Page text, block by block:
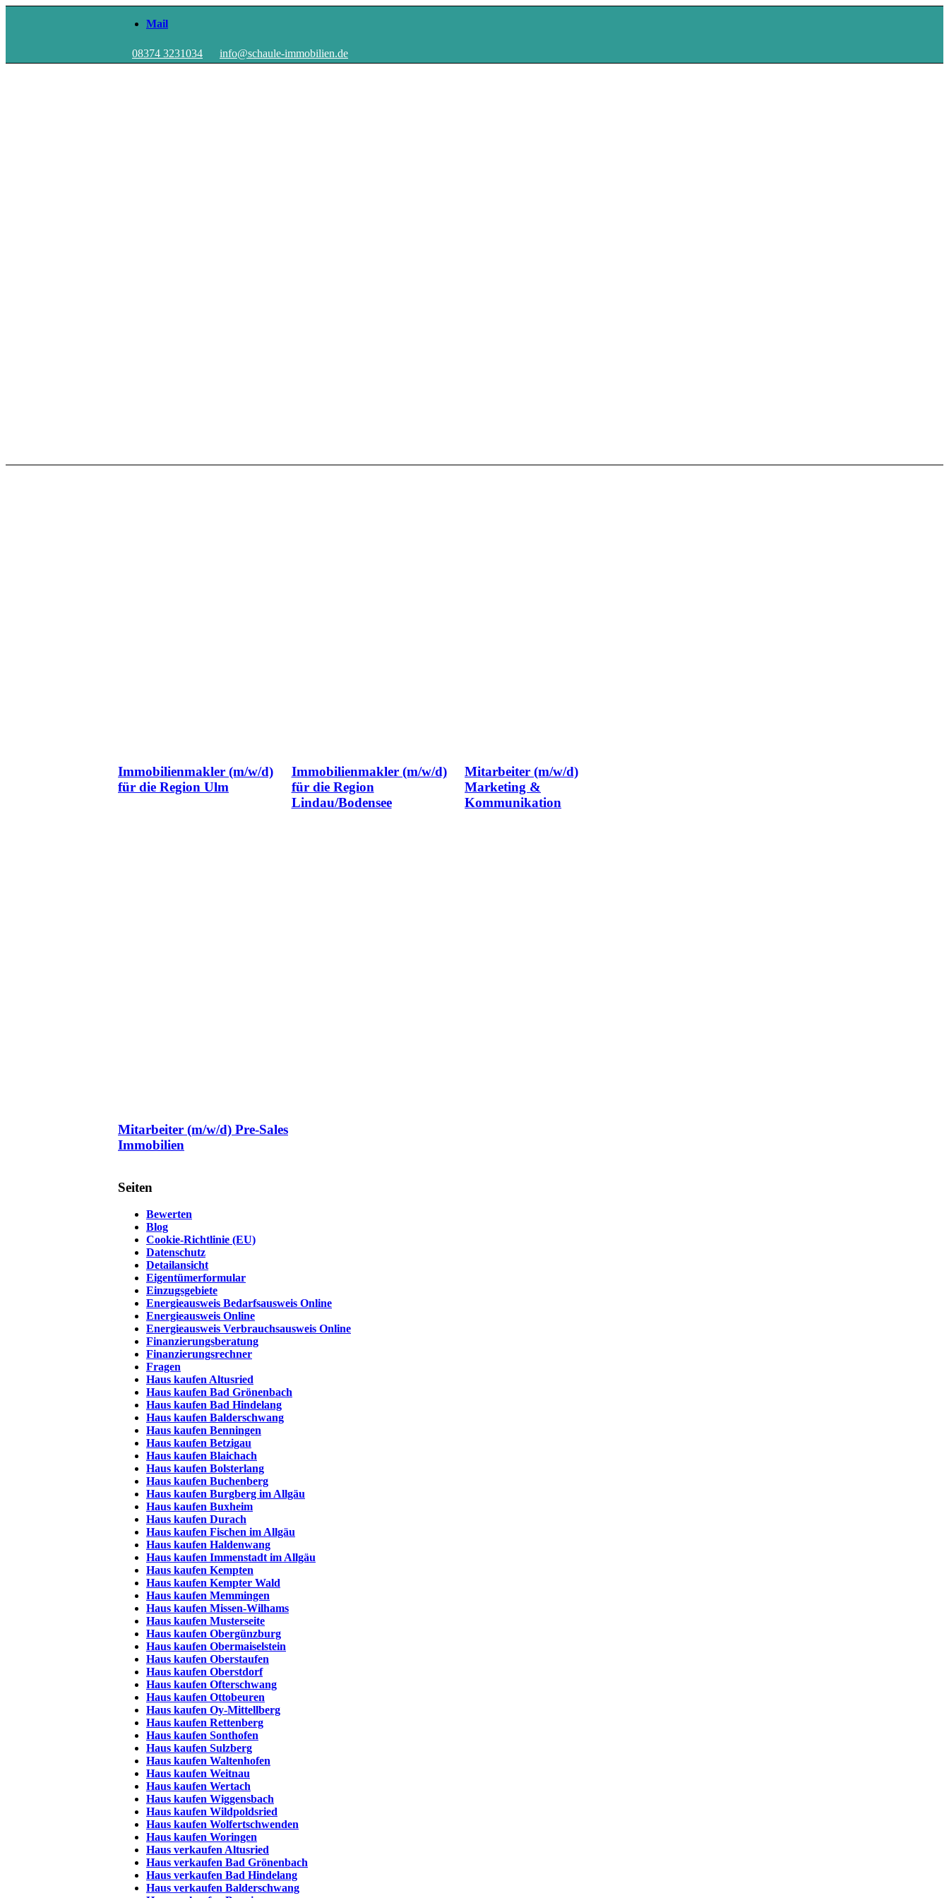
Mail
08374 3231034 info@schaule-immobilien.de
Immobilienmakler (m/w/d)
für die Region Ulm
Immobilienmakler (m/w/d)
für die Region
Lindau/Bodensee
Mitarbeiter (m/w/d)
Marketing &
Kommunikation
Mitarbeiter (m/w/d) Pre-Sales
Immobilien
Seiten
Bewerten
Blog
Cookie-Richtlinie (EU)
Datenschutz
Detailansicht
Eigentümerformular
Einzugsgebiete
Energieausweis Bedarfsausweis Online
Energieausweis Online
Energieausweis Verbrauchsausweis Online
Finanzierungsberatung
Finanzierungsrechner
Fragen
Haus kaufen Altusried
Haus kaufen Bad Grönenbach
Haus kaufen Bad Hindelang
Haus kaufen Balderschwang
Haus kaufen Benningen
Haus kaufen Betzigau
Haus kaufen Blaichach
Haus kaufen Bolsterlang
Haus kaufen Buchenberg
Haus kaufen Burgberg im Allgäu
Haus kaufen Buxheim
Haus kaufen Durach
Haus kaufen Fischen im Allgäu
Haus kaufen Haldenwang
Haus kaufen Immenstadt im Allgäu
Haus kaufen Kempten
Haus kaufen Kempter Wald
Haus kaufen Memmingen
Haus kaufen Missen-Wilhams
Haus kaufen Musterseite
Haus kaufen Obergünzburg
Haus kaufen Obermaiselstein
Haus kaufen Oberstaufen
Haus kaufen Oberstdorf
Haus kaufen Ofterschwang
Haus kaufen Ottobeuren
Haus kaufen Oy-Mittellberg
Haus kaufen Rettenberg
Haus kaufen Sonthofen
Haus kaufen Sulzberg
Haus kaufen Waltenhofen
Haus kaufen Weitnau
Haus kaufen Wertach
Haus kaufen Wiggensbach
Haus kaufen Wildpoldsried
Haus kaufen Wolfertschwenden
Haus kaufen Woringen
Haus verkaufen Altusried
Haus verkaufen Bad Grönenbach
Haus verkaufen Bad Hindelang
Haus verkaufen Balderschwang